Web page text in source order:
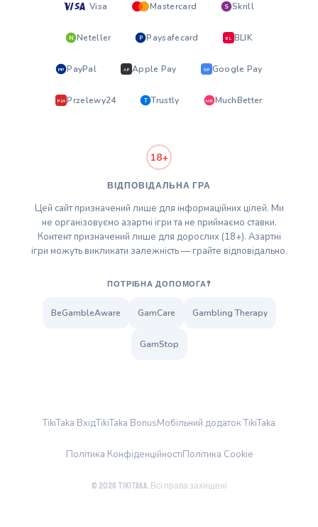
Visa Mastercard S Skrill
N Neteller P Paysafecard BL BLIK
PP PayPal AP Apple Pay GP Google Pay
P24 Przelewy24 T Trustly MB MuchBetter
18+
ВІДПОВІДАЛЬНА ГРА
Цей сайт призначений лише для інформаційних цілей. Ми
не організовуємо азартні ігри та не приймаємо ставки.
Контент призначений лише для дорослих (18+). Азартні
ігри можуть викликати залежність — грайте відповідально.
ПОТРІБНА ДОПОМОГА?
BeGambleAware GamCare Gambling Therapy
GamStop
TikiTaka ВхідTikiTaka BonusМобільний додаток TikiTaka
Політика КонфіденційностіПолітика Cookie
© 2026 TikiTaka. Всі права захищені